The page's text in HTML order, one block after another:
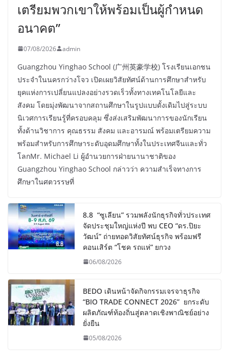
เตรียมพวกเขาให้พร้อมเป็นผู้กำหนด
อนาคต”
07/08/2026 admin
Guangzhou Yinghao School (广州英豪学校) โรงเรียนเอกชน
ประจำในนครกว่างโจว เปิดเผยวิสัยทัศน์ด้านการศึกษาสำหรับ
ยุคแห่งการเปลี่ยนแปลงอย่างรวดเร็วทั้งทางเทคโนโลยีและ
สังคม โดยมุ่งพัฒนาจากสถานศึกษาในรูปแบบดั้งเดิมไปสู่ระบบ
นิเวศการเรียนรู้ที่ครอบคลุม ซึ่งส่งเสริมพัฒนาการของนักเรียน
ทั้งด้านวิชาการ คุณธรรม สังคม และอารมณ์ พร้อมเตรียมความ
พร้อมสำหรับการศึกษาระดับอุดมศึกษาทั้งในประเทศจีนและทั่ว
โลกMr. Michael Li ผู้อำนวยการฝ่ายนานาชาติของ
Guangzhou Yinghao School กล่าวว่า ความสำเร็จทางการ
ศึกษาในศตวรรษที่
8.8 “ซูเลียน” รวมพลังนักธุรกิจทั่วประเทศ
จัดประชุมใหญ่แห่งปี พบ CEO “ดร.ปิยะ
วัฒน์” ถ่ายทอดวิสัยทัศน์ธุรกิจ พร้อมฟรี
คอนเสิร์ต “โชค รถแห่” ยกวง
06/08/2026
BEDO เดินหน้าจัดกิจกรรมเจรจาธุรกิจ
“BIO TRADE CONNECT 2026” ยกระดับ
ผลิตภัณฑ์ท้องถิ่นสู่ตลาดเชิงพาณิชย์อย่าง
ยั่งยืน
05/08/2026